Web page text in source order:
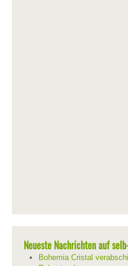
Neueste Nachrichten auf
Bohemia Cristal